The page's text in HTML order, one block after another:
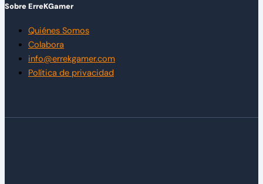
Sobre ErreKGamer
Quiénes Somos
Colabora
info@errekgamer.com
Política de privacidad